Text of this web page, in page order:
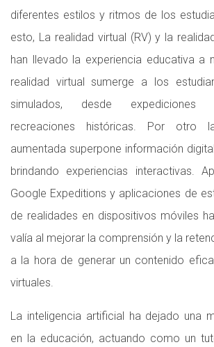
diferentes estilos y ritmos de los
esto, La realidad virtual (RV) y la
han llevado la experiencia educativa a
realidad virtual sumerge a los
simulados, desde expediciones
recreaciones históricas. Por otro
aumentada superpone información
brindando experiencias interactivas.
Google Expeditions y aplicaciones de
de realidades en dispositivos móviles
valía al mejorar la comprensión y la
a la hora de generar un contenido
virtuales.
La inteligencia artificial ha dejado una
en la educación, actuando como un